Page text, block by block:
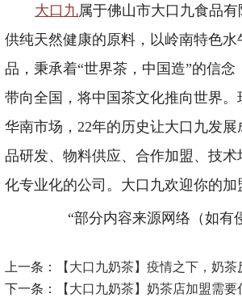
大口九属于佛山市大口九食品
供纯天然健康的原料，以岭南特色
品，秉承着“世界茶，中国造”的信
带向全国，将中国茶文化推向世界
华南市场，22年的历史让大口九发
品研发、物料供应、合作加盟、技
化专业化的公司。大口九欢迎你的加
“部分内容来源网络（如有
上一条：
【大口九奶茶】疫情之下，奶
下一条：
【大口九奶茶】奶茶店加盟需要